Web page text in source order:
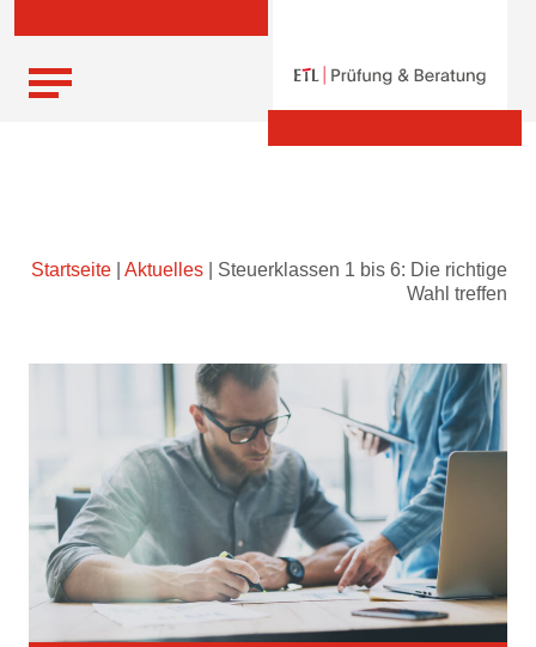
Startseite Aktuelles
Steuerklassen 1 bis 6: Die richtige
Wahl treffen